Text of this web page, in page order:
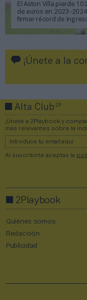
El Aston Villa pierde
de euros en 2023-
firmar récord de
¡Únete a la
Alta Club2P
¡Únete a 2Playbook y
más relevantes sobre la
Al suscribirte aceptas la
2Playbook
Quiénes somos
Redacción
Publicidad